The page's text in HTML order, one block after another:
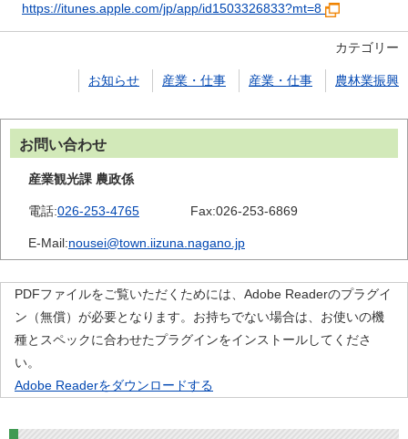
https://itunes.apple.com/jp/app/id1503326833?mt=8
カテゴリー
お知らせ 産業・仕事 産業・仕事 農林業振興
お問い合わせ
産業観光課 農政係
電話:026-253-4765 Fax:026-253-6869
E-Mail:nousei@town.iizuna.nagano.jp
PDFファイルをご覧いただくためには、Adobe Readerのプラグイ
ン（無償）が必要となります。お持ちでない場合は、お使いの機
種とスペックに合わせたプラグインをインストールしてくださ
い。
Adobe Readerをダウンロードする